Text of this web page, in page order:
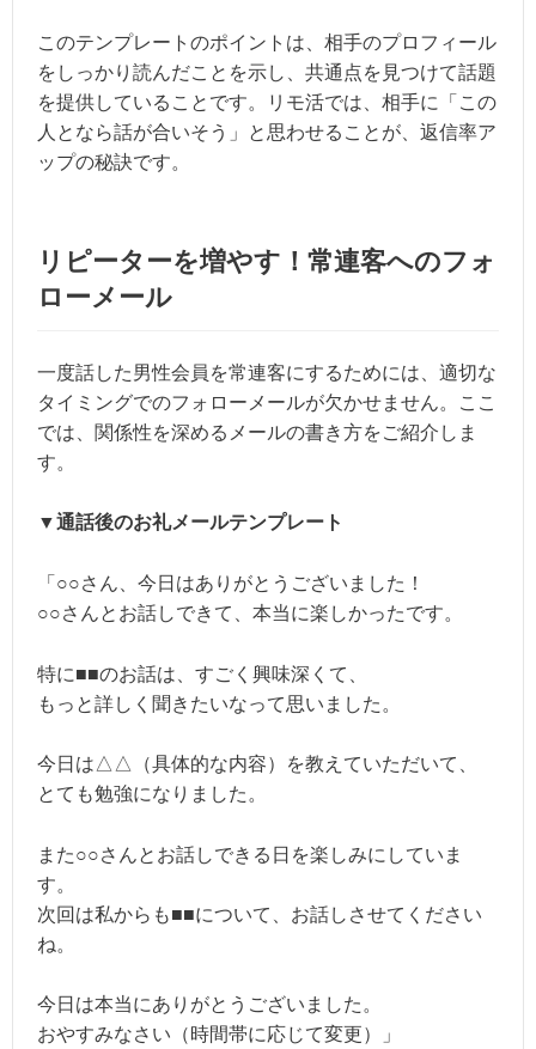
このテンプレートのポイントは、相手のプロフィール
をしっかり読んだことを示し、共通点を見つけて話題
を提供していることです。リモ活では、相手に「この
人となら話が合いそう」と思わせることが、返信率ア
ップの秘訣です。
リピーターを増やす！常連客へのフォ
ローメール
一度話した男性会員を常連客にするためには、適切な
タイミングでのフォローメールが欠かせません。ここ
では、関係性を深めるメールの書き方をご紹介しま
す。
▼通話後のお礼メールテンプレート
「○○さん、今日はありがとうございました！
○○さんとお話しできて、本当に楽しかったです。
特に■■のお話は、すごく興味深くて、
もっと詳しく聞きたいなって思いました。
今日は△△（具体的な内容）を教えていただいて、
とても勉強になりました。
また○○さんとお話しできる日を楽しみにしていま
す。
次回は私からも■■について、お話しさせてください
ね。
今日は本当にありがとうございました。
おやすみなさい（時間帯に応じて変更）」